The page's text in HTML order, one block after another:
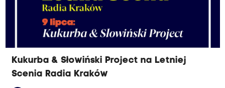
Kukurba & Słowiński Project na Letniej
Scenia Radia Kraków